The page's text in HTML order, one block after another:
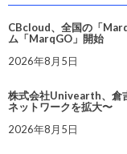
CBcloud、全国の「
ム「MarqGO」開始
2026年8月5日
株式会社Univearth、倉
ネットワークを拡大〜
2026年8月5日